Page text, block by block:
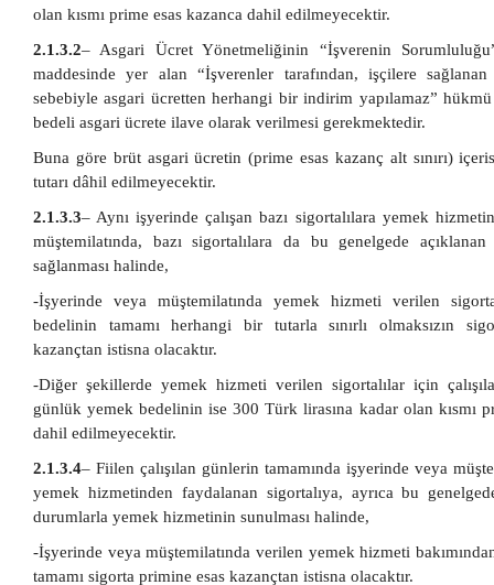
olan kısmı prime esas kazanca dahil edilmeyecektir.
2.1.3.2– Asgari Ücret Yönetmeliğinin “İşverenin
maddesinde yer alan “İşverenler tarafından, işçilere sağlanan
sebebiyle asgari ücretten herhangi bir indirim yapılamaz”
bedeli asgari ücrete ilave olarak verilmesi gerekmektedir.
Buna göre brüt asgari ücretin (prime esas kazanç alt sınırı)
tutarı dâhil edilmeyecektir.
2.1.3.3– Aynı işyerinde çalışan bazı sigortalılara yemek
müştemilatında, bazı sigortalılara da bu genelgede
sağlanması halinde,
-İşyerinde veya müştemilatında yemek hizmeti verilen
bedelinin tamamı herhangi bir tutarla sınırlı olmaksızın
kazançtan istisna olacaktır.
-Diğer şekillerde yemek hizmeti verilen sigortalılar için
günlük yemek bedelinin ise 300 Türk lirasına kadar olan kısmı
dahil edilmeyecektir.
2.1.3.4– Fiilen çalışılan günlerin tamamında işyerinde veya
yemek hizmetinden faydalanan sigortalıya, ayrıca bu
durumlarla yemek hizmetinin sunulması halinde,
-İşyerinde veya müştemilatında verilen yemek hizmeti
tamamı sigorta primine esas kazançtan istisna olacaktır.